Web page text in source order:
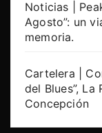
Noticias |
Agosto”: un
memoria.
Cartelera |
del Blues”,
Concepción